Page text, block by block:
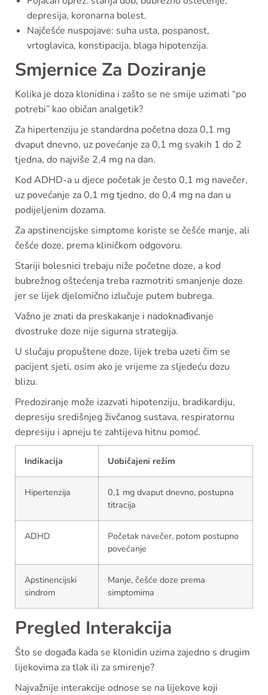
depresija, koronarna bolest.
Najčešće nuspojave: suha usta, pospanost,
vrtoglavica, konstipacija, blaga hipotenzija.
Smjernice Za Doziranje
Kolika je doza klonidina i zašto se ne smije uzimati “po
potrebi” kao običan analgetik?
Za hipertenziju je standardna početna doza 0,1 mg
dvaput dnevno, uz povećanje za 0,1 mg svakih 1 do 2
tjedna, do najviše 2,4 mg na dan.
Kod ADHD-a u djece početak je često 0,1 mg navečer,
uz povećanje za 0,1 mg tjedno, do 0,4 mg na dan u
podijeljenim dozama.
Za apstinencijske simptome koriste se češće manje, ali
češće doze, prema kliničkom odgovoru.
Stariji bolesnici trebaju niže početne doze, a kod
bubrežnog oštećenja treba razmotriti smanjenje doze
jer se lijek djelomično izlučuje putem bubrega.
Važno je znati da preskakanje i nadoknađivanje
dvostruke doze nije sigurna strategija.
U slučaju propuštene doze, lijek treba uzeti čim se
pacijent sjeti, osim ako je vrijeme za sljedeću dozu
blizu.
Predoziranje može izazvati hipotenziju, bradikardiju,
depresiju središnjeg živčanog sustava, respiratornu
depresiju i apneju te zahtijeva hitnu pomoć.
Indikacija Uobičajeni režim
Hipertenzija
0,1 mg dvaput dnevno, postupna
titracija
ADHD
Početak navečer, potom postupno
povećanje
Apstinencijski
sindrom
Manje, češće doze prema
simptomima
Pregled Interakcija
Što se događa kada se klonidin uzima zajedno s drugim
lijekovima za tlak ili za smirenje?
Najvažnije interakcije odnose se na lijekove koji